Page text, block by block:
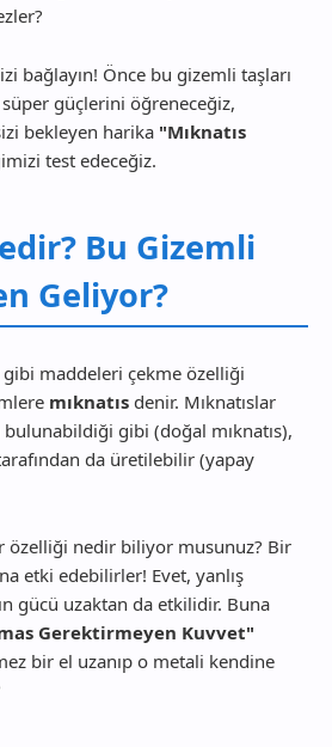
bağlayın! Önce bu gizemli taşları
süper güçlerini öğreneceğiz,
bekleyen harika "Mıknatıs
test edeceğiz.
Bu Gizemli
Geliyor?
maddeleri çekme özelliği
mıknatıs denir. Mıknatıslar
gibi (doğal mıknatıs),
da üretilebilir (yapay
özelliği nedir biliyor musunuz? Bir
etki edebilirler! Evet, yanlış
gücü uzaktan da etkilidir. Buna
Gerektirmeyen Kuvvet"
bir el uzanıp o metali kendine